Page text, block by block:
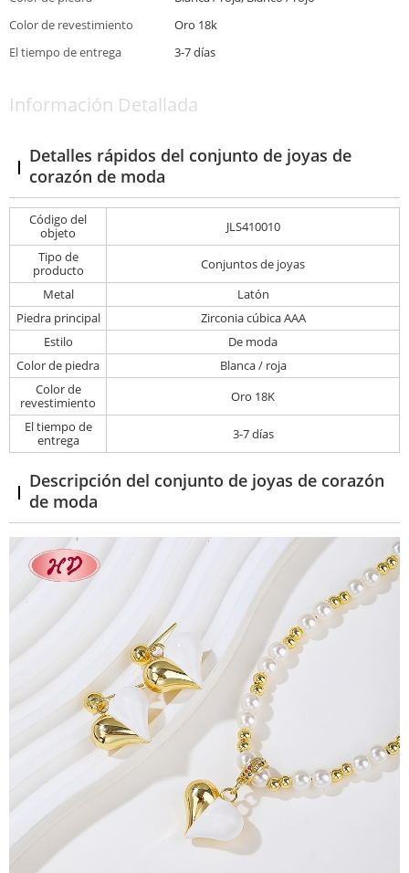
Color de revestimiento
Oro 18k
El tiempo de entrega
3-7 días
Información Detallada
Detalles rápidos del conjunto de joyas de
corazón de moda
Código del
objeto
JLS410010
Tipo de
producto
Conjuntos de joyas
Metal
Latón
Piedra principal
Zirconia cúbica AAA
Estilo
De moda
Color de piedra
Blanca / roja
Color de
revestimiento
Oro 18K
El tiempo de
entrega
3-7 días
Descripción del conjunto de joyas de corazón
de moda